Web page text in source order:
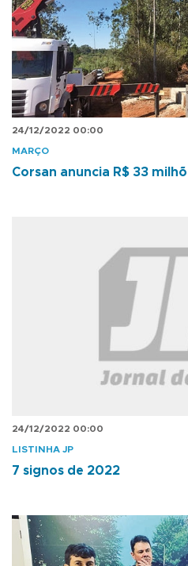
24/12/2022 00:00
MARÇO
Corsan anuncia R$ 33
24/12/2022 00:00
LISTINHA JP
7 signos de 2022